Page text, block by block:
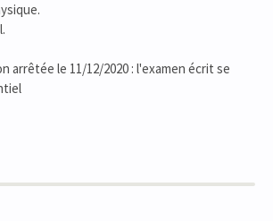
arrêtée le 11/12/2020 : l'examen écrit se